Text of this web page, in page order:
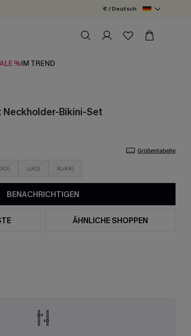
€ / Deutsch
%IM TREND
Neckholder-Bikini-Set
Größentabelle
L(42) XL(44)
BENACHRICHTIGEN
ÄHNLICHE SHOPPEN